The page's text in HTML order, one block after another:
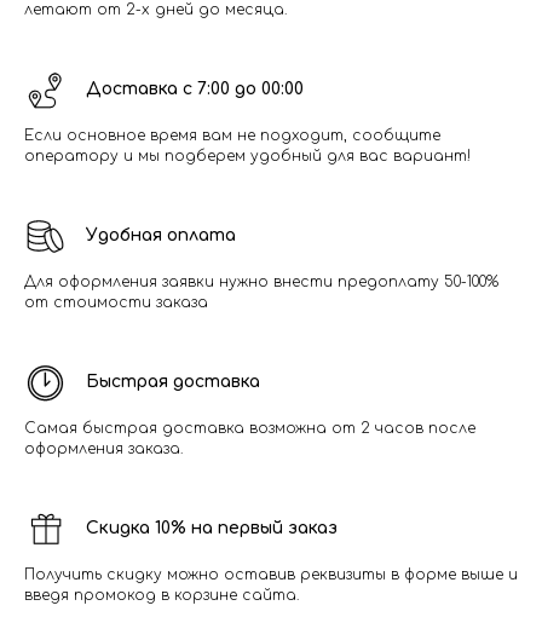
летают от 2-х дней до месяца.
Доставка с 7:00 до 00:00
Если основное время вам не подходит, сообщите
оператору и мы подберем удобный для вас вариант!
Удобная оплата
Для оформления заявки нужно внести предоплату 50-100%
от стоимости заказа
Быстрая доставка
Самая быстрая доставка возможна от 2 часов после
оформления заказа.
Скидка 10% на первый заказ
Получить скидку можно оставив реквизиты в форме выше и
введя промокод в корзине сайта.